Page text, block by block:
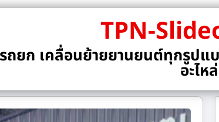
TPN-
ถยก เคลื่อนย้ายยานยนต์ทุกรูป
อะไหล่